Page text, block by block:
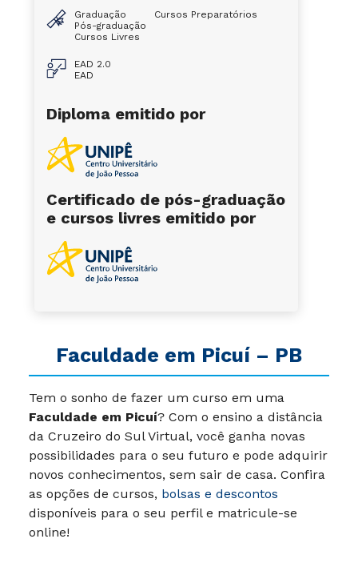
Faculdade em Picuí – PB
Tem o sonho de fazer um curso em uma
Faculdade em Picuí? Com o ensino a distância
da Cruzeiro do Sul Virtual, você ganha novas
possibilidades para o seu futuro e pode adquirir
novos conhecimentos, sem sair de casa. Confira
as opções de cursos, bolsas e descontos
disponíveis para o seu perfil e matricule-se
online!
Graduação
Pós-graduação
Cursos Livres
Cursos Preparatórios
EAD 2.0
EAD
Diploma emitido por
Certificado de pós-graduação
e cursos livres emitido por